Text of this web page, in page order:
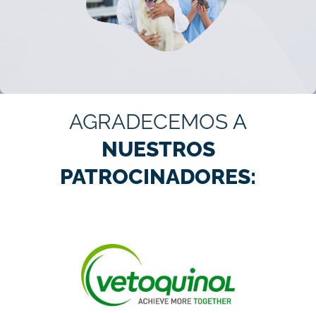
AGRADECEMOS A
NUESTROS
PATROCINADORES: